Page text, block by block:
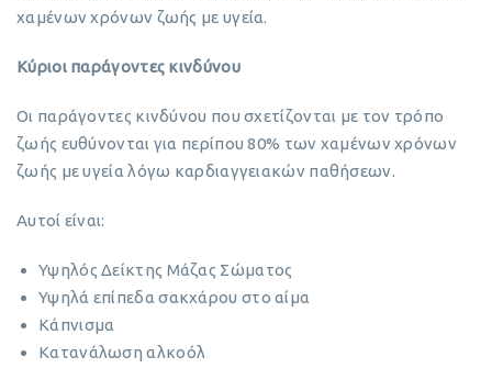
χαμένων χρόνων ζωής με υγεία.
Κύριοι παράγοντες κινδύνου
Οι παράγοντες κινδύνου που σχετίζονται με τον τρόπο
ζωής ευθύνονται για περίπου 80% των χαμένων χρόνων
ζωής με υγεία λόγω καρδιαγγειακών παθήσεων.
Αυτοί είναι:
Υψηλός Δείκτης Μάζας Σώματος
Υψηλά επίπεδα σακχάρου στο αίμα
Κάπνισμα
Κατανάλωση αλκοόλ